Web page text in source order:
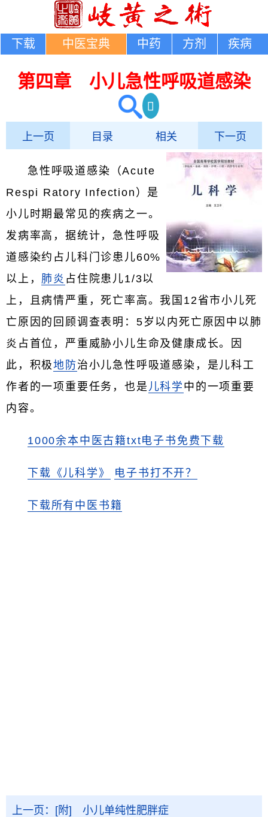
下载 中医宝典 中药 方剂 疾病
第四章 小儿急性呼吸道感染
上一页 目录 相关 下一页
急性呼吸道感染（Acute
Respi Ratory Infection）是
小儿时期最常见的疾病之一。
发病率高，据统计，急性呼吸
道感染约占儿科门诊患儿60%
以上， 肺炎 占住院患儿1/3以
上，且病情严重，死亡率高。我国12省市小儿死
亡原因的回顾调查表明：5岁以内死亡原因中以肺
炎占首位，严重威胁小儿生命及健康成长。因
此，积极地防治小儿急性呼吸道感染，是儿科工
作者的一项重要任务，也是 儿科学 中的一项重要
内容。
1000余本中医古籍txt电子书免费下载
下载《儿科学》 电子书打不开？
下载所有中医书籍
上一页： [附] 小儿单纯性肥胖症